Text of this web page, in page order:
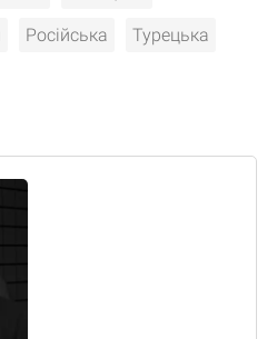
Російська Турецька